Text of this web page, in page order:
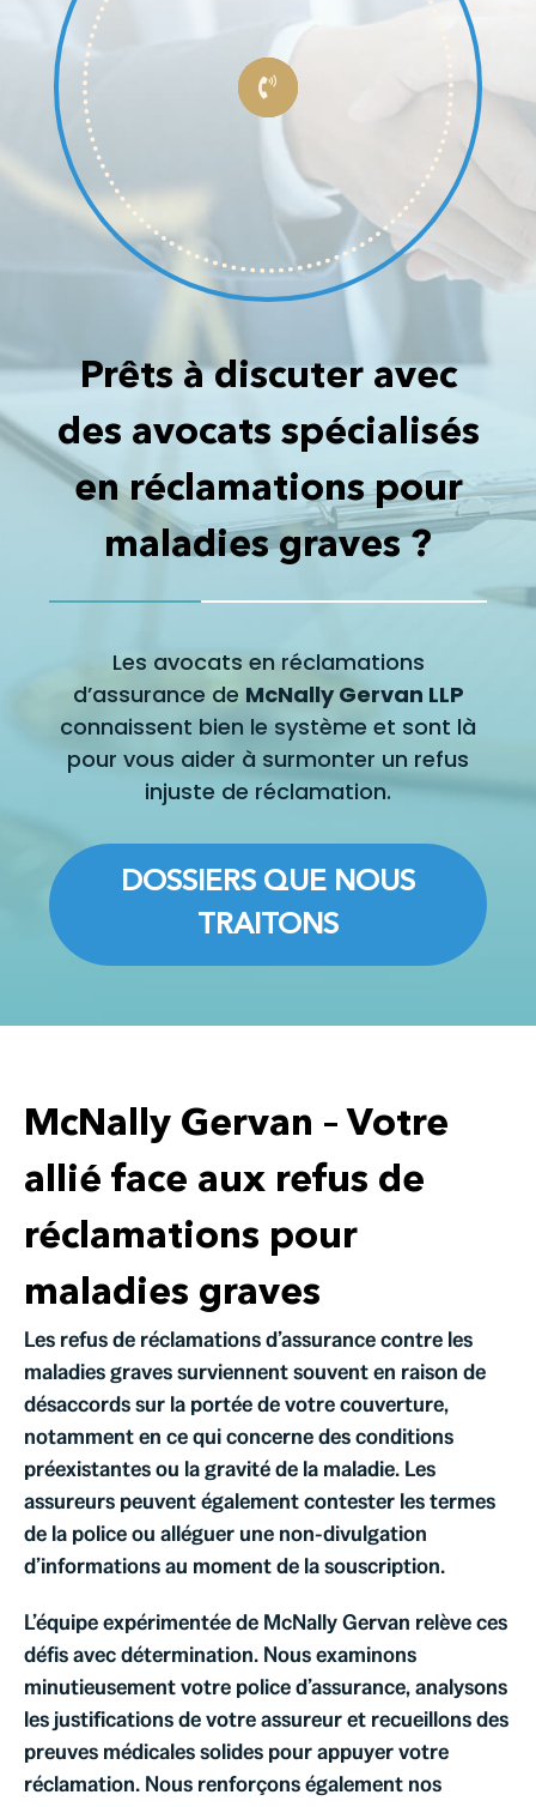
Prêts à discuter avec
des avocats spécialisés
en réclamations pour
maladies graves ?
Les avocats en réclamations
d’assurance de McNally Gervan LLP
connaissent bien le système et sont là
pour vous aider à surmonter un refus
injuste de réclamation.
DOSSIERS QUE NOUS
TRAITONS
McNally Gervan – Votre
allié face aux refus de
réclamations pour
maladies graves
Les refus de réclamations d’assurance contre les
maladies graves surviennent souvent en raison de
désaccords sur la portée de votre couverture,
notamment en ce qui concerne des conditions
préexistantes ou la gravité de la maladie. Les
assureurs peuvent également contester les termes
de la police ou alléguer une non-divulgation
d’informations au moment de la souscription.
L’équipe expérimentée de McNally Gervan relève ces
défis avec détermination. Nous examinons
minutieusement votre police d’assurance, analysons
les justifications de votre assureur et recueillons des
preuves médicales solides pour appuyer votre
réclamation. Nous renforçons également nos